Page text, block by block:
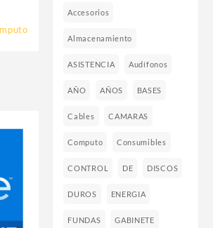
Accesorios
Almacenamiento
ASISTENCIA Audífonos
AÑO AÑOS BASES
Cables CAMARAS
Computo Consumibles
CONTROL DE DISCOS
DUROS ENERGIA
FUNDAS GABINETE